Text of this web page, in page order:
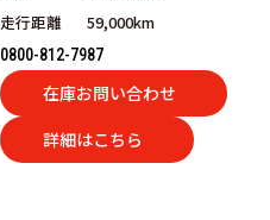
走行距離
59,000km
0800-812-7987
在庫お問い合わせ
詳細はこちら